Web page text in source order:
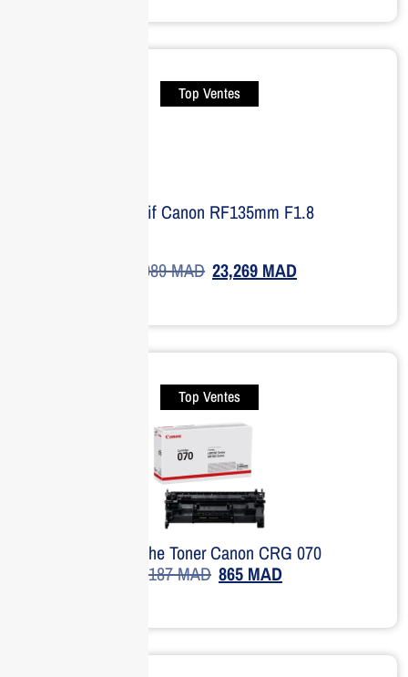
Top Ventes
Objectif Canon RF135mm F1.8
32,989MAD 23,269 MAD
Top Ventes
Cartouche Toner Canon CRG 070
1,187MAD 865 MAD